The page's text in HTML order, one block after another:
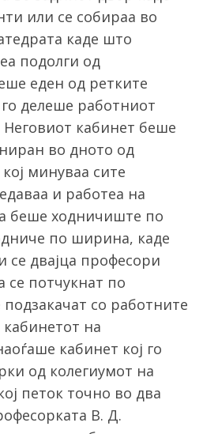
или се собираа во
каде што
подолги од
еден од ретките
делеше работниот
Неговиот кабинет беше
во дното од
минуваа сите
и работеа на
беше ходничиште по
по ширина, каде
се двајца професори
се потчукнат по
со работните
на
кабинет кој го
од колегиумот на
петок точно во два
В. Д.